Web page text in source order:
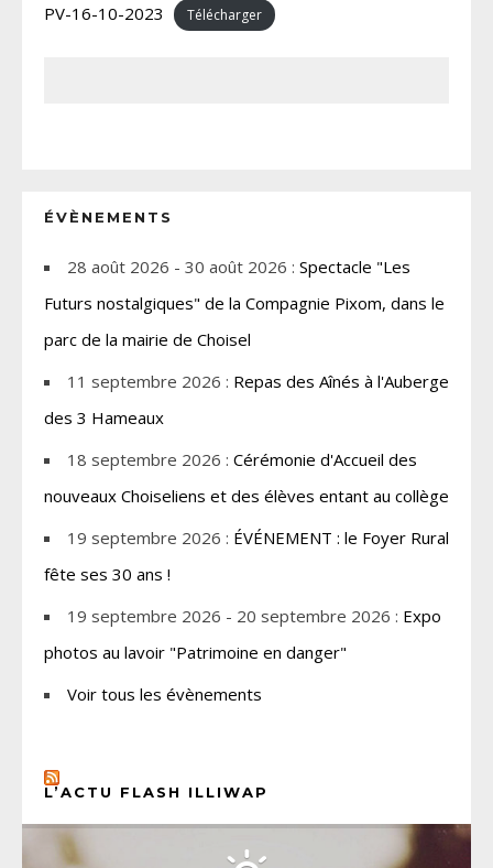
PV-16-10-2023 Télécharger
ÉVÈNEMENTS
28 août 2026 - 30 août 2026 : Spectacle "Les
Futurs nostalgiques" de la Compagnie Pixom, dans le
parc de la mairie de Choisel
11 septembre 2026 : Repas des Aînés à l'Auberge
des 3 Hameaux
18 septembre 2026 : Cérémonie d'Accueil des
nouveaux Choiseliens et des élèves entant au collège
19 septembre 2026 : ÉVÉNEMENT : le Foyer Rural
fête ses 30 ans !
19 septembre 2026 - 20 septembre 2026 : Expo
photos au lavoir "Patrimoine en danger"
Voir tous les évènements
L’ACTU FLASH ILLIWAP